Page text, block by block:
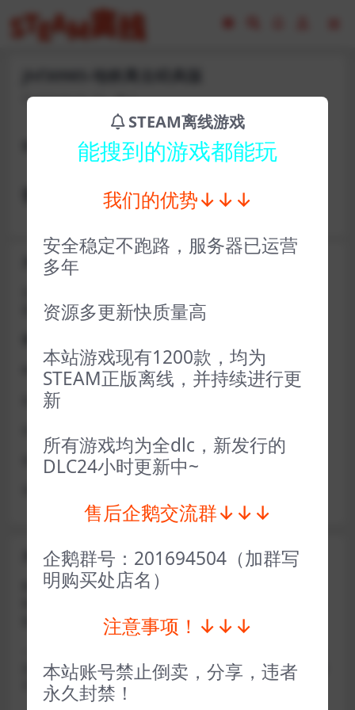
2023-02-16 7
steam账号ptjx_56869
密码rpdw38801Q
关于D加密类游戏通知
题，现开通令牌
D加密游戏每人一周内可获取一次
如激活上限需等到隔天早上在线进一次游戏
做出修改也是为了能让各位会员能够更好的体验本店产品
关于密码错误问题
账号密码复制粘贴，注意不要复制到空格了，CTRL+C复
版了必须键盘粘贴（CTRL+V粘贴）鼠标不能粘贴了
游戏，在线没存档被顶号，不然没有存档，D加密游戏尽量
不要换号，换号用离线模式登录
STEAM离线游戏
能搜到的游戏都能玩
我们的优势↓↓↓
安全稳定不跑路，服务器已运营
多年
资源多更新快质量高
本站游戏现有1200款，均为
STEAM正版离线，并持续进行更
新
所有游戏均为全dlc，新发行的
DLC24小时更新中~
售后企鹅交流群↓↓↓
企鹅群号：201694504（加群写
明购买处店名）
注意事项！↓↓↓
本站账号禁止倒卖，分享，违者
永久封禁！